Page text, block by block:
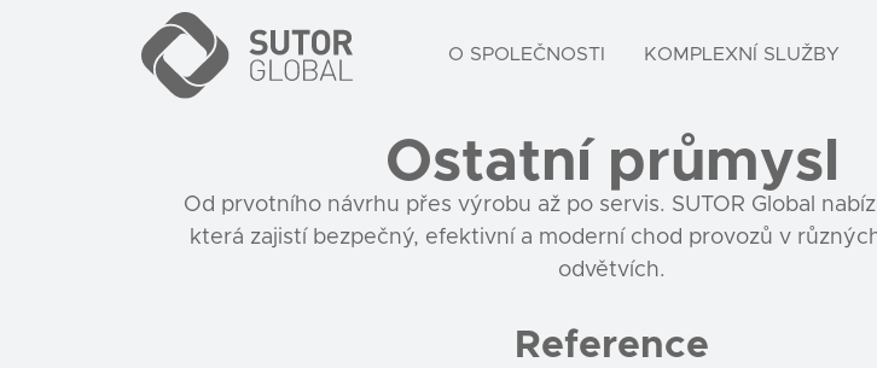
O SPOLEČNOSTI KOMPLEXNÍ SLUŽBY
Ostatní průmysl
Od prvotního návrhu přes výrobu až po servis. SUTOR Global
která zajistí bezpečný, efektivní a moderní chod provozů v
odvětvích.
Reference